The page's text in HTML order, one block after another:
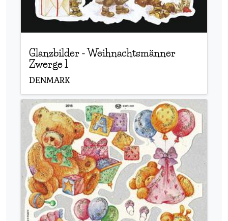
Glanzbilder -Weihnachtsmänner
Zwerge 1
DENMARK